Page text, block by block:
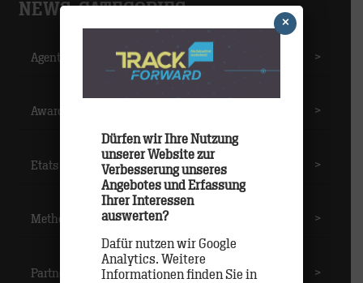
NEWS-CATEGORIES
Agentur >
Awards >
Etats >
Methoden >
Partner >
Dürfen wir Ihre Nutzung
unserer Website zur
Verbesserung unseres
Angebotes und Erfassung
Ihrer Interessen
auswerten?
Dafür nutzen wir Google
Analytics. Weitere
Informationen finden Sie in
×